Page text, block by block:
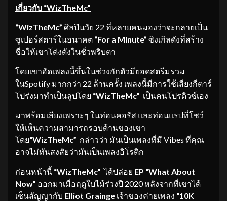
เกี่ยวกับ “WizTheMc”
“WizTheMc” ศิลปินวัย 22 ที่หลายคนมองว่าจะกลายเป็น
ซูเปอร์สตาร์ในอนาคต “For a Minute” ซิงเกิลดังที่สร้าง
ชื่อให้เขาโด่งดังในชั่วพริบตา
โดยเขาอัดเพลงนี้ขึ้นในช่วงกักตัวมียอดสตรีมรวม
ในSpotify มากกว่า 22 ล้านครั้ง เพลงนี้มีการใช้เสียงกีตาร์
โปร่งมาทำเป็นลูปโดย “WizTheMc” เป็นคนโปรดิวซ์เอง
มาพร้อมเสียงเพราะๆ ในท่อนคอรัส และท่อนแรปที่โชว์
ให้เห็นความสามารถรอบด้านของเขา
โดย“WizTheMc” กล่าวว่า มันเป็นเพลงที่มี Vibes ที่คุณ
อาจไม่ทันสงสัยว่ามันเป็นเพลงอิโรติก
ก่อนหน้านี้ “WizTheMc” ได้ปล่อย EP “What About
Now” ออกมาเมื่อฤดูใบไม้ร่วงปี 2020 หลังจากที่เขาได้
เซ็นสัญญากับ Elliot Grainge เจ้าของค่ายเพลง “10K